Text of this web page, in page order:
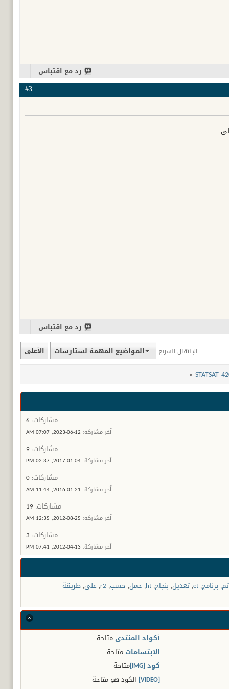
رد مع اقتباس
#3
رد مع اقتباس
الإنتقال السريع المواضيع المهمة لستارسات الأعلى
»
مشاركات:
آخر مشاركة: 07:07 AM
مشاركات:
آخر مشاركة: 02:37 PM
مشاركات:
آخر مشاركة: 11:44 AM
مشاركات:
آخر مشاركة: 12:35 AM
مشاركات:
آخر مشاركة: 07:41 PM
تم, برنامج,
et
, تعديل, بنجاح,
ht
, حمل, حسب,
r2
, على, طريقة
أكواد المنتدىمتاحة
الابتسامات متاحة
كود [IMG]
متاحة
[VIDEO]
الكود هومتاحة